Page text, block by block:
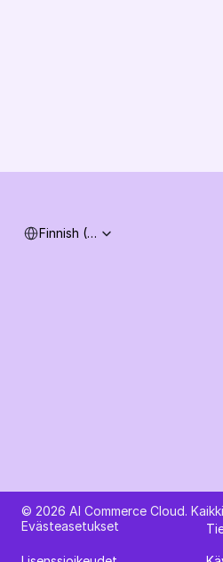
Finnish (Finland)
© 2026 AI Commerce Cloud.
Evästeasetukset